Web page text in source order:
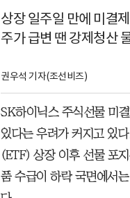
상장 일주일 만에 미결
주가 급변 땐 강제청산
권우석 기자(조선비즈)
SK하이닉스 주식선물 미
있다는 우려가 커지고 있
(ETF) 상장 이후 선물 포
품 수급이 하락 국면에서